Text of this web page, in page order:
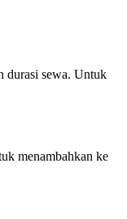
durasi sewa. Untuk
menambahkan ke